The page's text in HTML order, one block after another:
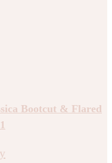
Bootcut & Flared